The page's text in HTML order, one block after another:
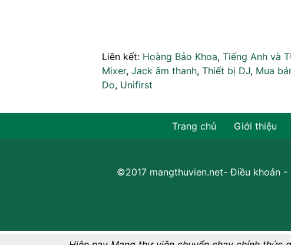
Liên kết: Hoàng Bảo Khoa, Tiếng Anh và
Mixer, Jack âm thanh, Thiết bị DJ, Mua
Do, Unifirst
Trang chủ Giới thiệu
©2017 mangthuvien.net-Điều khoản -